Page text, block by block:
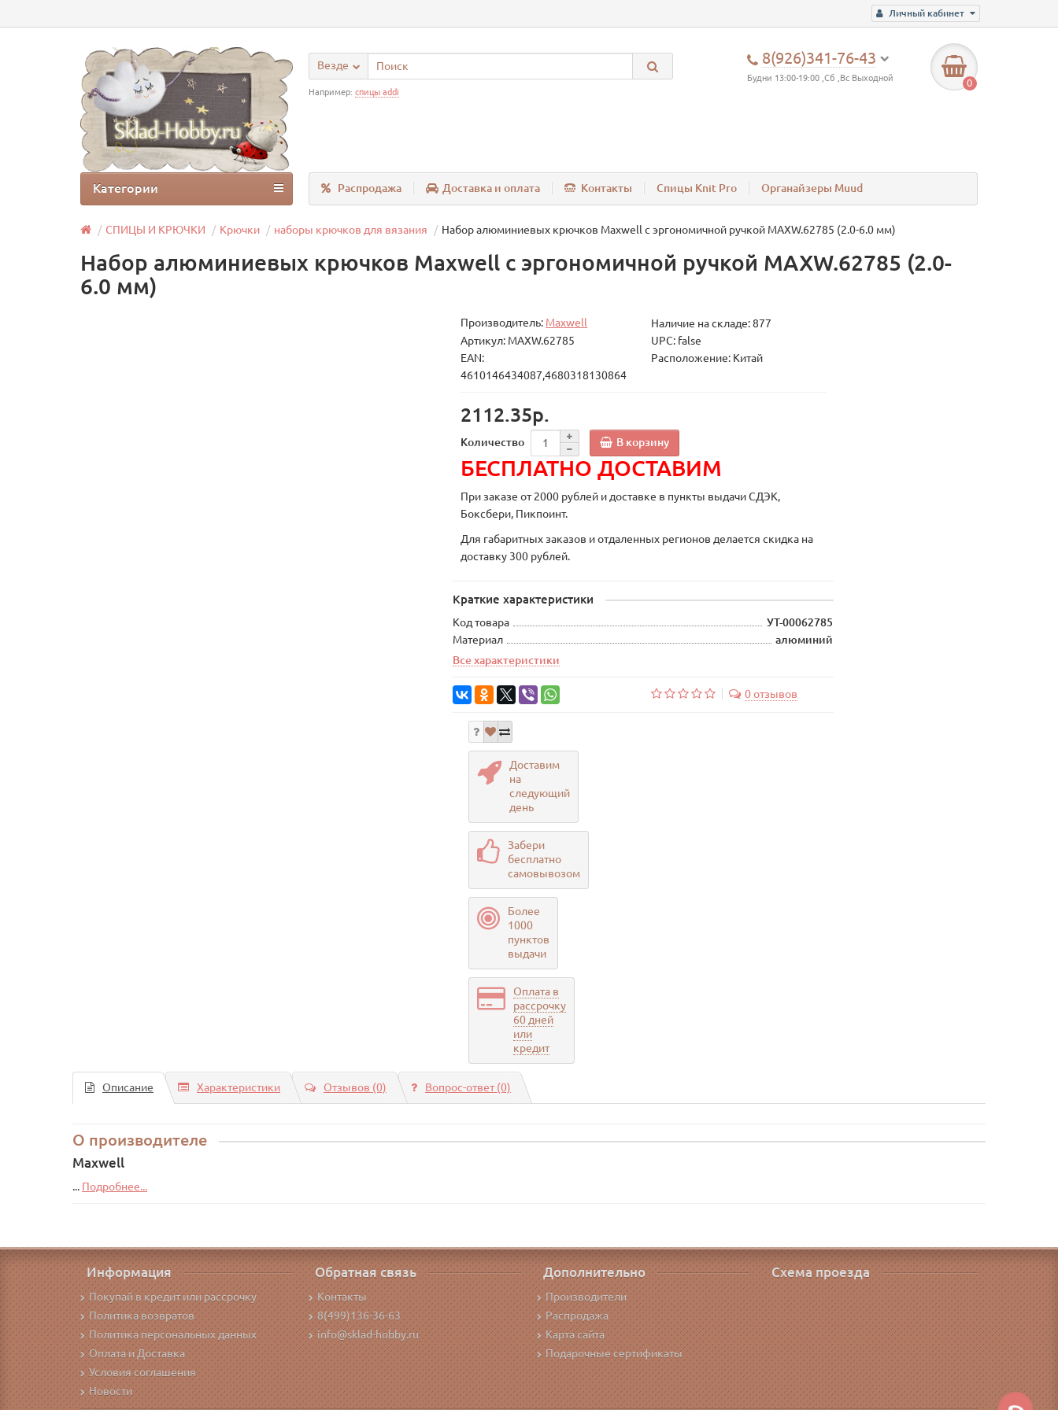
Личный кабинет
8(926)341-76-43
Будни 13:00-19:00 ,Сб ,Вс Выходной 0
Везде
Например: спицы addi
Распродажа Доставка и оплата Контакты Спицы Knit Pro Органайзеры Muud
Категории
СПИЦЫ И КРЮЧКИ Крючки наборы крючков для вязания Набор алюминиевых крючков Maxwell с эргономичной ручкой MAXW.62785 (2.0-6.0 мм)
Набор алюминиевых крючков Maxwell с эргономичной ручкой MAXW.62785 (2.0-
6.0 мм)
Производитель: Maxwell
Наличие на складе: 877
Артикул: MAXW.62785
UPC: false
EAN:
4610146434087,4680318130864
Расположение: Китай
2112.35р.
Количество В корзину
БЕСПЛАТНО ДОСТАВИМ
При заказе от 2000 рублей и доставке в пункты выдачи СДЭК,
Боксбери, Пикпоинт.
Для габаритных заказов и отдаленных регионов делается скидка на
доставку 300 рублей.
Краткие характеристики
Код товара
УТ-00062785
Материал
алюминий
Все характеристики
0 отзывов
Доставим
на
следующий
день
Забери
бесплатно
самовывозом
Более
1000
пунктов
выдачи
Оплата в
рассрочку
60 дней
или
кредит
Описание Характеристики Отзывов (0) Вопрос-ответ(0)
О производителе
Maxwell
... Подробнее...
Информация
Покупай в кредит или рассрочку
Политика возвратов
Политика персональных данных
Оплата и Доставка
Условия соглашения
Новости
Обратная связь
Контакты
8(499)136-36-63
info@sklad-hobby.ru
Дополнительно
Производители
Распродажа
Карта сайта
Подарочные сертификаты
Схема проезда